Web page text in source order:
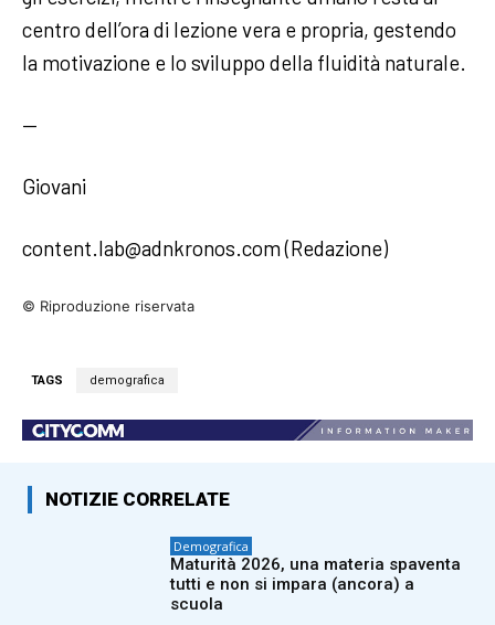
centro dell’ora di lezione vera e propria, gestendo
la motivazione e lo sviluppo della fluidità naturale.
—
Giovani
content.lab@adnkronos.com (Redazione)
© Riproduzione riservata
TAGS demografica
NOTIZIE CORRELATE
Demografica
Maturità 2026, una materia spaventa
tutti e non si impara (ancora) a
scuola